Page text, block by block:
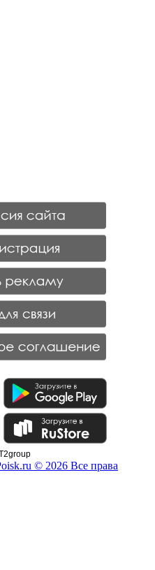
© 2026 Все права